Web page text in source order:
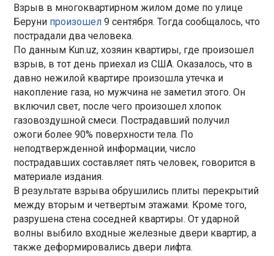
Взрыв в многоквартирном жилом доме по улице
Беруни произошел9 сентября. Тогда сообщалось, что
пострадали два человека.
По данным Kun.uz, хозяин квартиры, где произошел
взрыв, в тот день приехал из США. Оказалось, что в
давно нежилой квартире произошла утечка и
накопление газа, но мужчина не заметил этого. Он
включил свет, после чего произошел хлопок
газовоздушной смеси. Пострадавший получил
ожоги более 90% поверхности тела. По
неподтвержденной информации, число
пострадавших составляет пять человек, говорится в
материале издания.
В результате взрыва обрушились плиты перекрытий
между вторым и четвертым этажами. Кроме того,
разрушена стена соседней квартиры. От ударной
волны выбило входные железные двери квартир, а
также деформировались двери лифта.